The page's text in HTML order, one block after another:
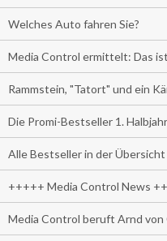
Welches Auto fahren Sie?
Media Control ermittelt: Das
Rammstein, "Tatort" und ein
Die Promi-Bestseller 1.
Alle Bestseller in der Übersicht
+++++ Media Control News
Media Control beruft Arnd von